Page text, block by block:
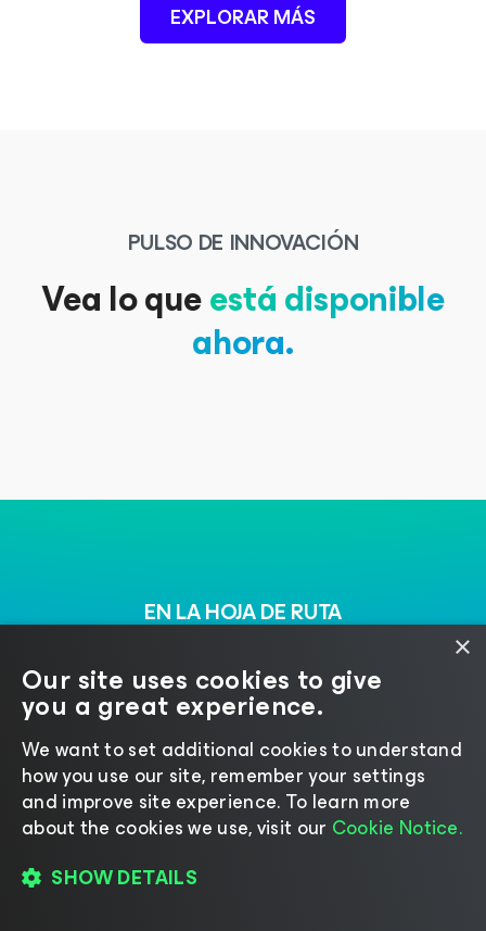
EXPLORAR MÁS
PULSO DE INNOVACIÓN
Vea lo queestá disponible
ahora.
EN LA HOJA DE RUTA
Próximamente
Explore la plataforma líder diseñada para asegurar,
escalar y simplificar la infraestructura moderna.
SEGURIDAD Y CONFIANZA
×
Our site uses cookies to give
you a great experience.
We want to set additional cookies to understand
how you use our site, remember your settings
and improve site experience. ​To learn more
about the cookies we use, visit our Cookie Notice.
SHOW DETAILS